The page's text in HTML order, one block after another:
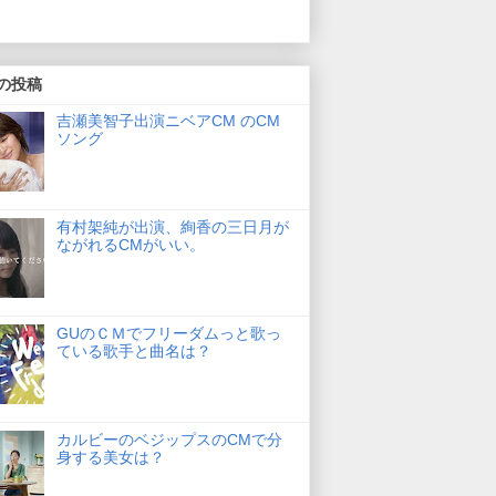
投稿
吉瀬美智子出演ニベアCM のCM
ソング
有村架純が出演、絢香の三日月が
ながれるCMがいい。
GUのＣＭでフリーダムっと歌っ
ている歌手と曲名は？
カルビーのベジップスのCMで分
身する美女は？